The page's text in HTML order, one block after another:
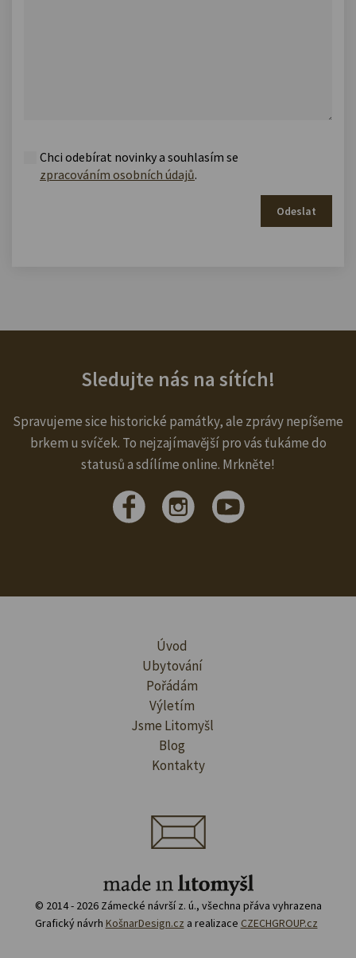
Chci odebírat novinky a souhlasím se
zpracováním osobních údajů.
Odeslat
Sledujte nás na sítích!
Spravujeme sice historické památky, ale zprávy nepíšeme
brkem u svíček. To nejzajímavější pro vás ťukáme do
statusů a sdílíme online. Mrkněte!
Úvod
Ubytování
Pořádám
Výletím
Jsme Litomyšl
Blog
Kontakty
© 2014 - 2026 Zámecké návrší z. ú., všechna přáva vyhrazena
Grafický návrh KošnarDesign.cz a realizace CZECHGROUP.cz